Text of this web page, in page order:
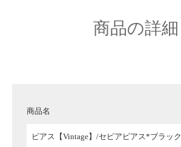
商品の詳細
商品名
ピアス【Vintage】/セピアピアス*ブラック